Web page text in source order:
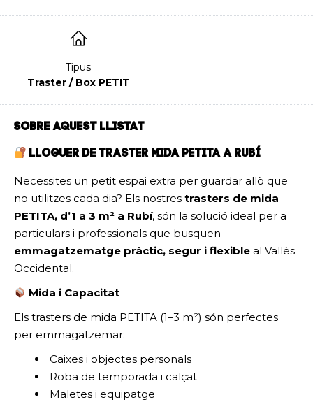
Tipus
Traster / Box PETIT
SOBRE AQUEST LLISTAT
LLOGUER DE TRASTER MIDA PETITA A RUBÍ
Necessites un petit espai extra per guardar allò que
no utilitzes cada dia? Els nostres trasters de mida
PETITA, d’1 a 3 m² a Rubí, són la solució ideal per a
particulars i professionals que busquen
emmagatzematge pràctic, segur i flexible al Vallès
Occidental.
Mida i Capacitat
Els trasters de mida PETITA (1–3 m²) són perfectes
per emmagatzemar:
Caixes i objectes personals
Roba de temporada i calçat
Maletes i equipatge